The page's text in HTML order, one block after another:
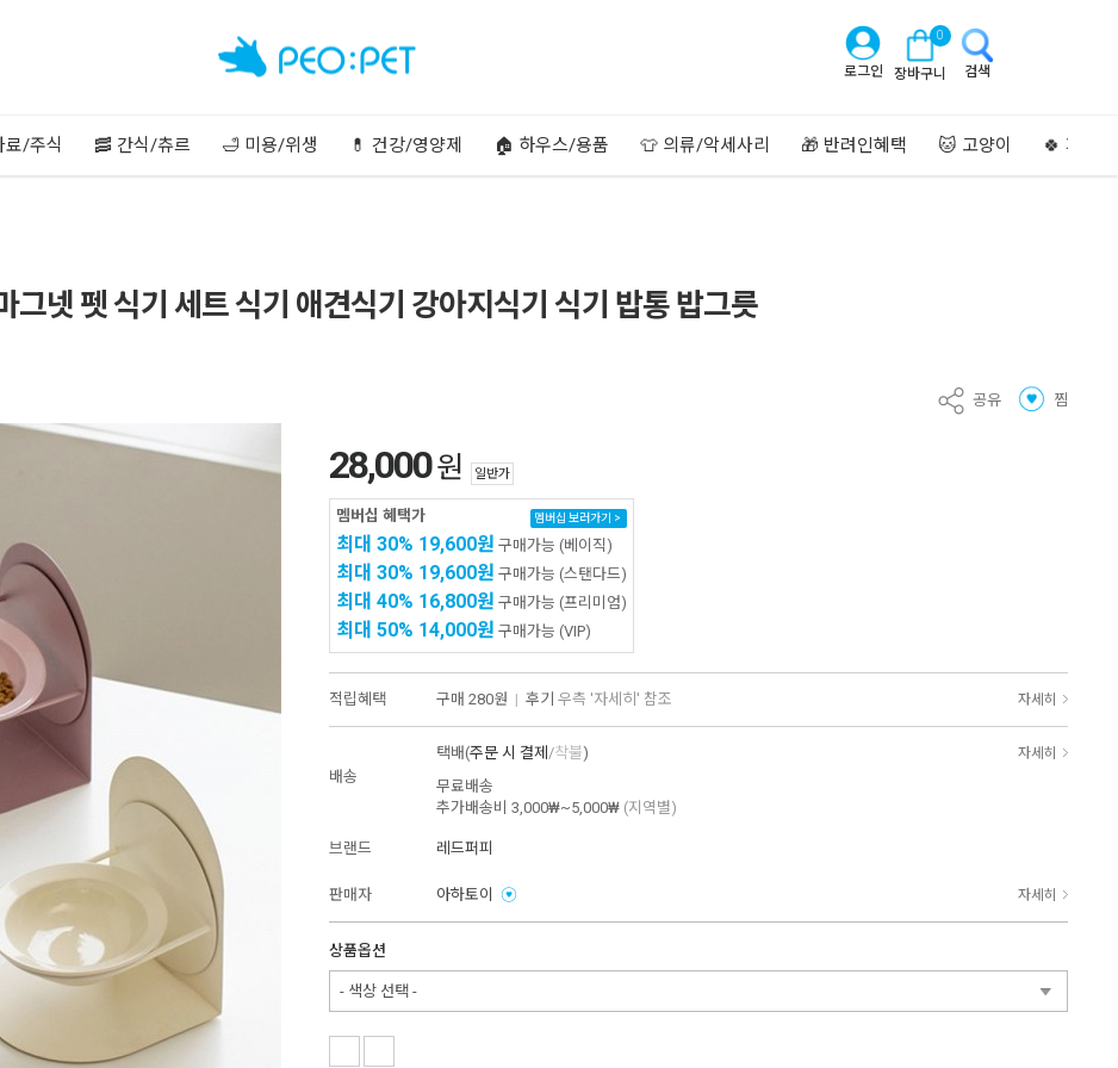
로그인 장바구니
0
검색
료/주식 🥓 간식/츄르 🛁 미용/위생 💊 건강/영양제 🏠 하우스/용품 👕 의류/악세사리 🎁 반려인혜택 🐱 고양이 🍀 페이
그넷 펫 식기 세트 식기 애견식기 강아지식기 식기 밥통 밥그릇
공유 찜
28,000원 일반가
멤버십 혜택가 멤버십 보러가기 >
최대 30% 19,600원 구매가능 (베이직)
최대 30% 19,600원 구매가능 (스탠다드)
최대 40% 16,800원 구매가능 (프리미엄)
최대 50% 14,000원 구매가능 (VIP)
적립혜택 구매 280원 | 후기 우측 '자세히' 참조 자세히
배송
택배(주문 시 결제 /착불) 자세히
무료배송
추가배송비 3,000₩~5,000₩ (지역별)
브랜드 레드퍼피
판매자 아하토이 자세히
상품옵션
- 색상 선택 -